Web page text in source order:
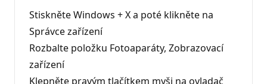
Stiskněte Windows + X a poté klikněte na
Správce zařízení
Rozbalte položku Fotoaparáty, Zobrazovací
zařízení
Klepněte pravým tlačítkem myši na ovladač